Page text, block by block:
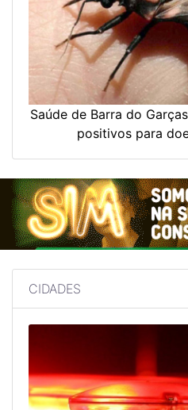
Saúde de Barra do
positivos para
CIDADES